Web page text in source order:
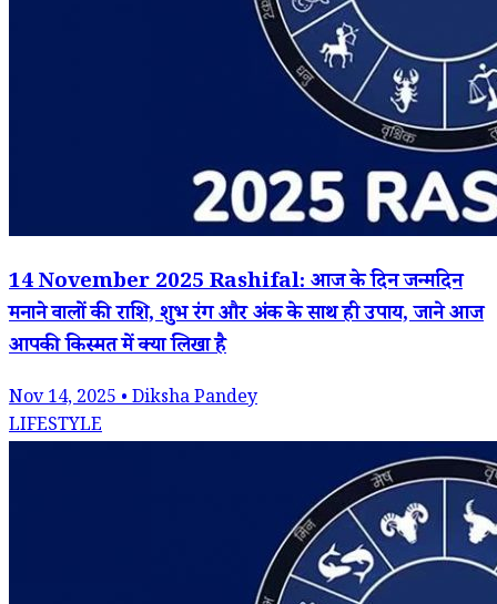
14 November 2025 Rashifal: आज के दिन जन्मदिन
मनाने वालों की राशि, शुभ रंग और अंक के साथ ही उपाय, जाने आज
आपकी किस्मत में क्या लिखा है
Nov 14, 2025 • Diksha Pandey
LIFESTYLE